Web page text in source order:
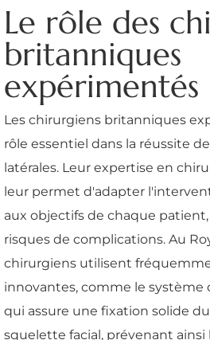
Le rôle des
britanniques
expérimentés
Les chirurgiens britanniques
rôle essentiel dans la réussite
latérales. Leur expertise en
leur permet d'adapter
aux objectifs de chaque
risques de complications. Au
chirurgiens utilisent
innovantes, comme le système
qui assure une fixation solide
squelette facial, prévenant ainsi